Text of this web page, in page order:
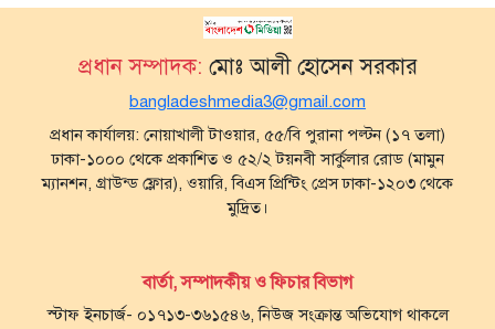
প্রধান সম্পাদক: মোঃ আলী হোসেন সরকার
bangladeshmedia3@gmail.com
প্রধান কার্যালয়: নোয়াখালী টাওয়ার, ৫৫/বি পুরানা পল্টন (১৭ তলা)
ঢাকা-১০০০ থেকে প্রকাশিত ও ৫২/২ টয়নবী সার্কুলার রোড (মামুন
ম্যানশন, গ্রাউন্ড ফ্লোর), ওয়ারি, বিএস প্রিন্টিং প্রেস ঢাকা-১২০৩ থেকে
মুদ্রিত।
বার্তা, সম্পাদকীয় ও ফিচার বিভাগ
স্টাফ ইনচার্জ- ০১৭১৩-৩৬১৫৪৬, নিউজ সংক্রান্ত অভিযোগ থাকলে